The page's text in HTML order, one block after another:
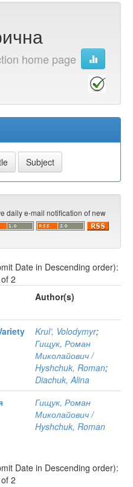
home page
daily e-mail notification of new
Date in Descending order):
2
Author(s)
Krul’, Volodymyr;
Гищук, Роман
Миколайович /
Hyshchuk, Roman;
Diachuk, Alina
Гищук, Роман
Миколайович /
Hyshchuk, Roman
Date in Descending order):
2